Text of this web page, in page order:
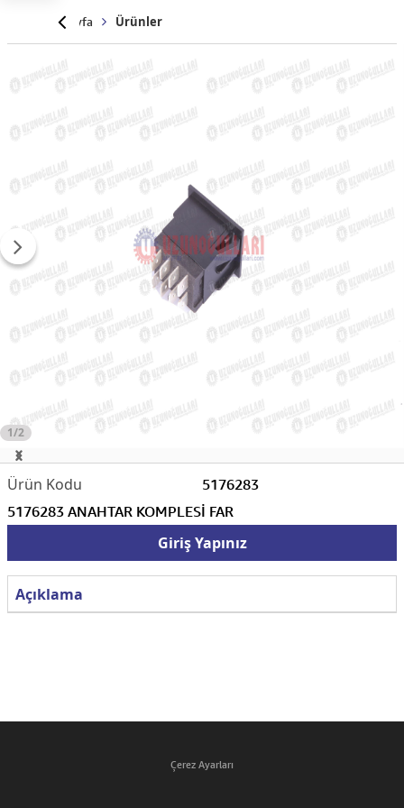
Anasayfa Ürünler
1/2
5176283
5176283 ANAHTAR KOMPLESİ FAR
Giriş Yapınız
Açıklama
Çerez Ayarları